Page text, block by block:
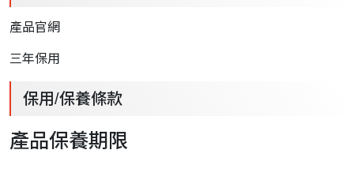
產品官網
三年保用
保用/保養條款
產品保養期限